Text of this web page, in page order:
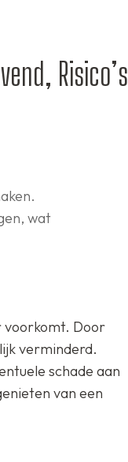
Risico’s
wat
voorkomt. Door
verminderd.
schade aan
van een